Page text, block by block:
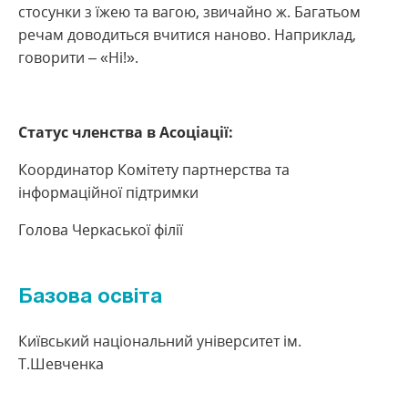
стосунки з їжею та вагою, звичайно ж. Багатьом
речам доводиться вчитися наново. Наприклад,
говорити – «Ні!».
Статус членства в Асоціації:
Координатор Комітету партнерства та
інформаційної підтримки
Голова Черкаської філії
Базова освіта
Київський національний університет ім.
Т.Шевченка